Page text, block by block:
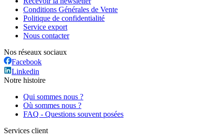
Conditions Générales de Vente
Politique de confidentialité
Service export
Nous contacter
Nos réseaux sociaux
Facebook
Linkedin
Notre histoire
Qui sommes nous ?
Où sommes nous ?
FAQ - Questions souvent posées
Services client